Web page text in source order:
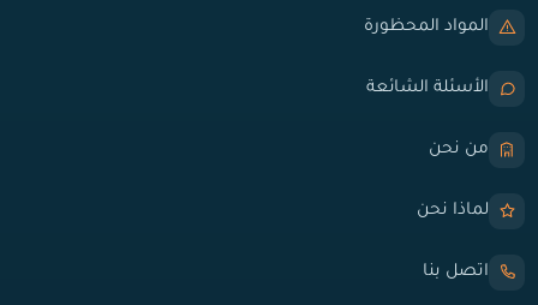
المواد المحظورة
الأسئلة الشائعة
من نحن
لماذا نحن
اتصل بنا